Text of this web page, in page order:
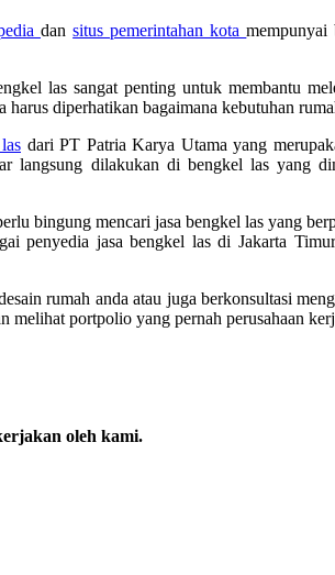
dansitus pemerintahan kotamempunyai
las sangat penting untuk membantu
diperhatikan bagaimana kebutuhan
dari PT Patria Karya Utama yang
langsung dilakukan di bengkel las yang
bingung mencari jasa bengkel las yang
penyedia jasa bengkel las di Jakarta
rumah anda atau juga berkonsultasi
melihat portpolio yang pernah perusahaan
oleh kami.